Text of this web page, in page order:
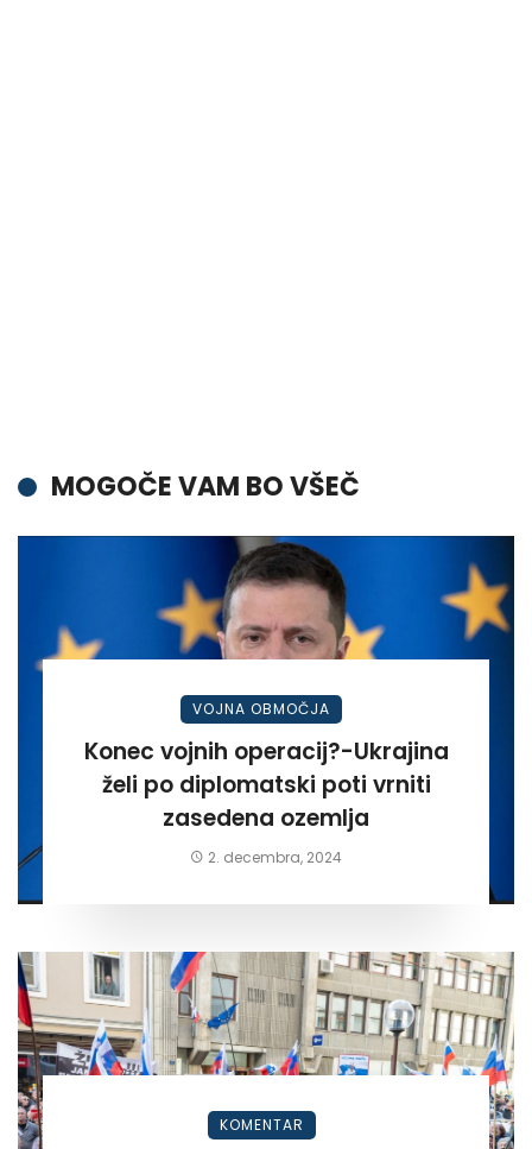
MOGOČE VAM BO VŠEČ
VOJNA OBMOČJA
Konec vojnih operacij?-Ukrajina
želi po diplomatski poti vrniti
zasedena ozemlja
2. decembra, 2024
KOMENTAR